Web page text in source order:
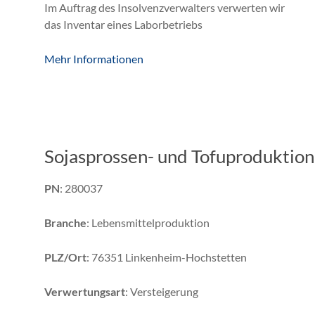
Im Auftrag des Insolvenzverwalters verwerten wir
das Inventar eines Laborbetriebs
Mehr Informationen
Sojasprossen- und Tofuproduktion
PN: 280037
Branche: Lebensmittelproduktion
PLZ/Ort: 76351 Linkenheim-Hochstetten
Verwertungsart: Versteigerung